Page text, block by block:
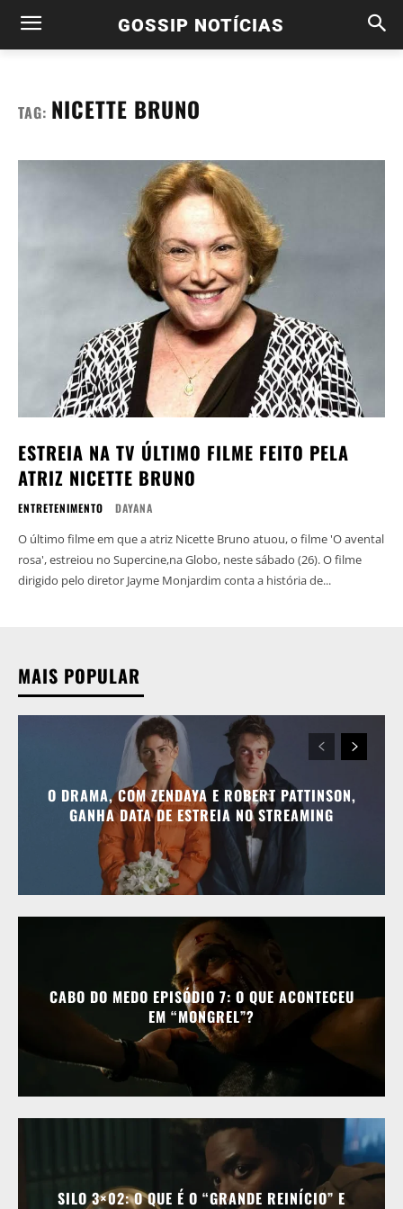
GOSSIP NOTÍCIAS
TAG: NICETTE BRUNO
ESTREIA NA TV ÚLTIMO FILME FEITO PELA
ATRIZ NICETTE BRUNO
ENTRETENIMENTO DAYANA
O último filme em que a atriz Nicette Bruno atuou, o filme 'O avental
rosa', estreiou no Supercine,na Globo, neste sábado (26). O filme
dirigido pelo diretor Jayme Monjardim conta a história de...
MAIS POPULAR
O DRAMA, COM ZENDAYA E ROBERT PATTINSON,
GANHA DATA DE ESTREIA NO STREAMING
CABO DO MEDO EPISÓDIO 7: O QUE ACONTECEU
EM “MONGREL”?
SILO 3×02: O QUE É O “GRANDE REINÍCIO” E